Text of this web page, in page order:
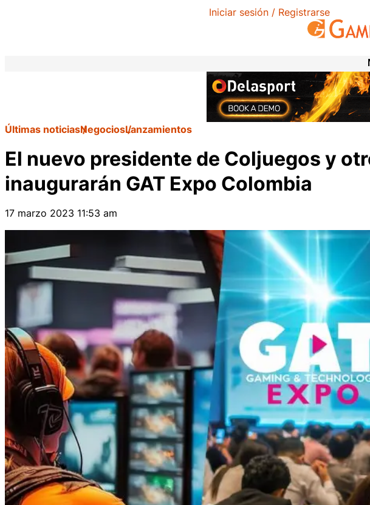
Iniciar sesión / Registrarse
Últimas noticiasNegociosLanzamientos
El nuevo presidente de Coljuegos y
inaugurarán GAT Expo Colombia
17 marzo 2023 11:53 am